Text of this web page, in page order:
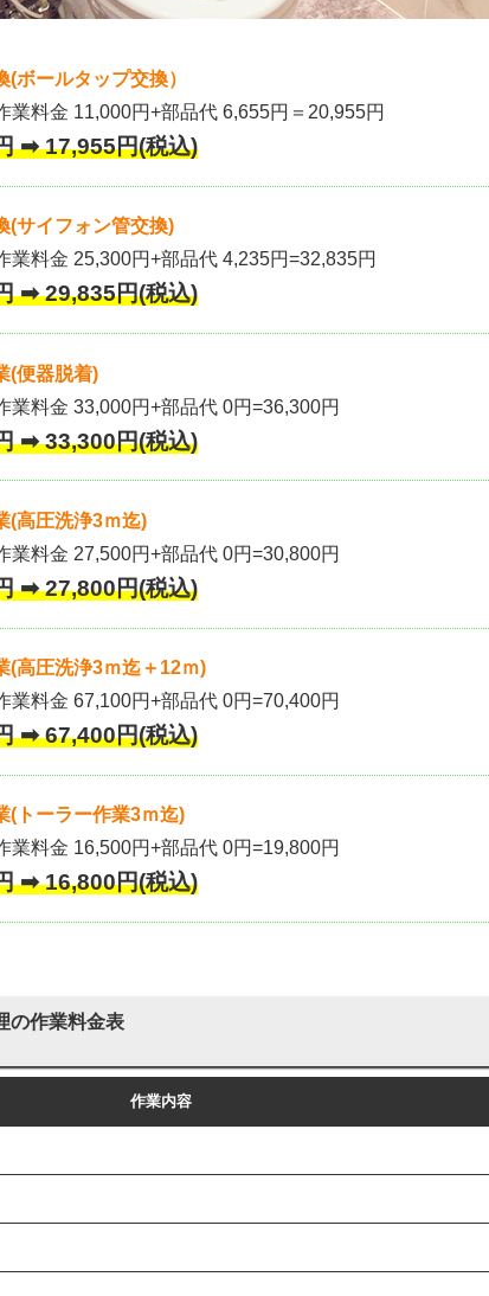
ボールタップ交換）
業料金 11,000円+部品代 6,655円＝20,955円
➡ 17,955円(税込)
(サイフォン管交換)
業料金 25,300円+部品代 4,235円=32,835円
➡ 29,835円(税込)
(便器脱着)
業料金 33,000円+部品代 0円=36,300円
➡ 33,300円(税込)
(高圧洗浄3ｍ迄)
業料金 27,500円+部品代 0円=30,800円
➡ 27,800円(税込)
(高圧洗浄3ｍ迄＋12ｍ)
業料金 67,100円+部品代 0円=70,400円
➡ 67,400円(税込)
(トーラー作業3ｍ迄)
業料金 16,500円+部品代 0円=19,800円
➡ 16,800円(税込)
の作業料金表
作業内容